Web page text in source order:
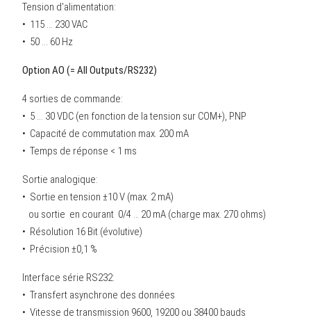
Tension d'alimentation:
• 115 ... 230 VAC
• 50 ... 60 Hz
Option AO (= All Outputs/RS232)
4 sorties de commande:
• 5 ... 30 VDC (en fonction de la tension sur COM+), PNP
• Capacité de commutation max. 200 mA
• Temps de réponse < 1 ms
Sortie analogique:
• Sortie en tension ±10 V (max. 2 mA)
ou sortie en courant 0/4 … 20 mA (charge max. 270 ohms)
• Résolution 16 Bit (évolutive)
• Précision ±0,1 %
Interface série RS232:
• Transfert asynchrone des données
• Vitesse de transmission 9600, 19200 ou 38400 bauds